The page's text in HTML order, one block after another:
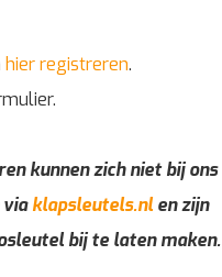
hier registreren.
kunnen zich niet bij ons
viaklapsleutels.nlen zijn
bij te laten maken.